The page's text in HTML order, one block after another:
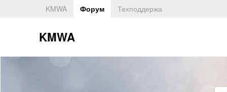
KMWA Форум Техподдержа
KMWA